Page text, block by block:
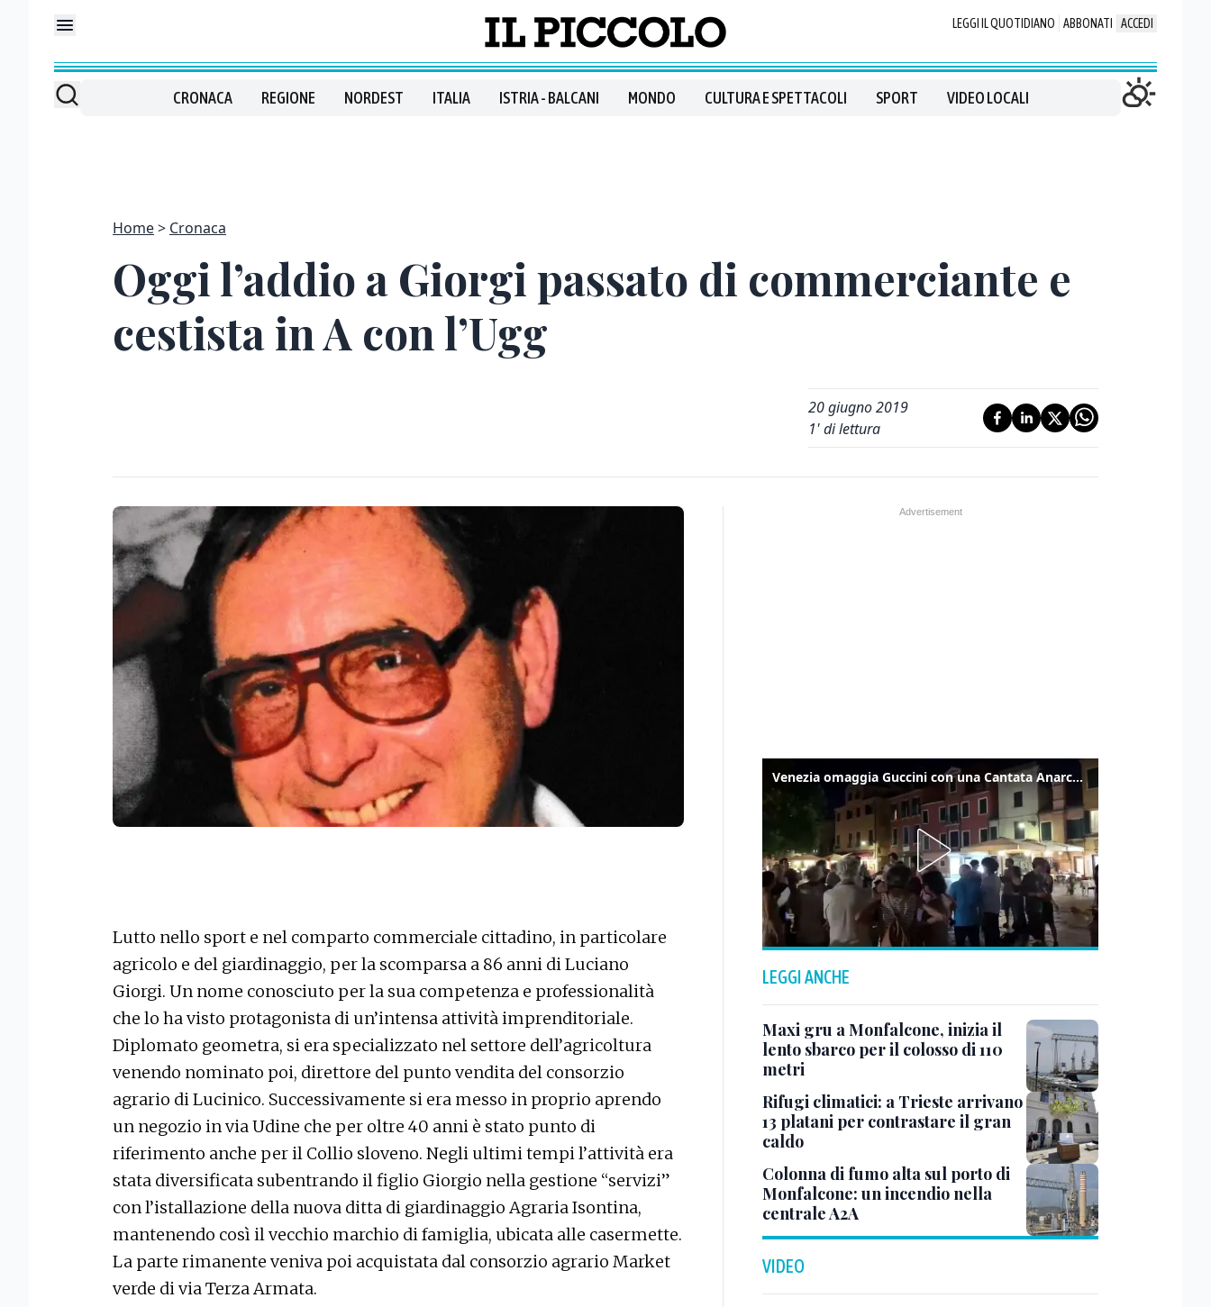
LEGGI IL QUOTIDIANO ABBONATI ACCEDI
CRONACA REGIONE NORDEST ITALIA ISTRIA - BALCANI MONDO CULTURA E SPETTACOLI SPORT VIDEO LOCALI
Home Cronaca
Oggi l’addio a Giorgi passato di commerciante e
cestista in A con l’Ugg
20 giugno 2019
1' di lettura
Lutto nello sport e nel comparto commerciale cittadino, in particolare
agricolo e del giardinaggio, per la scomparsa a 86 anni di Luciano
Giorgi. Un nome conosciuto per la sua competenza e professionalità
che lo ha visto protagonista di un’intensa attività imprenditoriale.
Diplomato geometra, si era specializzato nel settore dell’agricoltura
venendo nominato poi, direttore del punto vendita del consorzio
agrario di Lucinico. Successivamente si era messo in proprio aprendo
un negozio in via Udine che per oltre 40 anni è stato punto di
riferimento anche per il Collio sloveno. Negli ultimi tempi l’attività era
stata diversificata subentrando il figlio Giorgio nella gestione “servizi”
con l’istallazione della nuova ditta di giardinaggio Agraria Isontina,
mantenendo così il vecchio marchio di famiglia, ubicata alle casermette.
La parte rimanente veniva poi acquistata dal consorzio agrario Market
verde di via Terza Armata.
Venezia omaggia Guccini con una Cantata Anarchica in campo Santa Margherita
LEGGI ANCHE
Maxi gru a Monfalcone, inizia il
lento sbarco per il colosso di 110
metri
Rifugi climatici: a Trieste arrivano
13 platani per contrastare il gran
caldo
Colonna di fumo alta sul porto di
Monfalcone: un incendio nella
centrale A2A
VIDEO